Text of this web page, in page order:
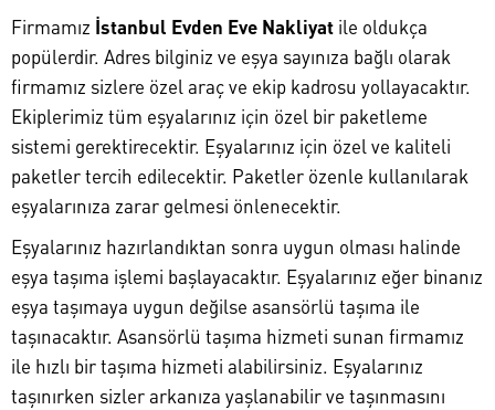
Firmamız İstanbul Evden Eve Nakliyat ile oldukça
popülerdir. Adres bilginiz ve eşya sayınıza bağlı olarak
firmamız sizlere özel araç ve ekip kadrosu yollayacaktır.
Ekiplerimiz tüm eşyalarınız için özel bir paketleme
sistemi gerektirecektir. Eşyalarınız için özel ve kaliteli
paketler tercih edilecektir. Paketler özenle kullanılarak
eşyalarınıza zarar gelmesi önlenecektir.
Eşyalarınız hazırlandıktan sonra uygun olması halinde
eşya taşıma işlemi başlayacaktır. Eşyalarınız eğer binanız
eşya taşımaya uygun değilse asansörlü taşıma ile
taşınacaktır. Asansörlü taşıma hizmeti sunan firmamız
ile hızlı bir taşıma hizmeti alabilirsiniz. Eşyalarınız
taşınırken sizler arkanıza yaşlanabilir ve taşınmasını